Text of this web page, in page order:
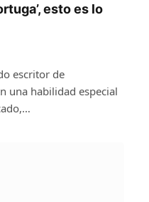
esto es lo
escritor de
una habilidad especial